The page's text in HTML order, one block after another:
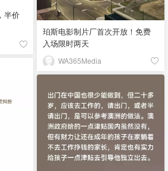
半价
珀斯电影制片厂首次开放！免费
入场限时两天
WA365Media